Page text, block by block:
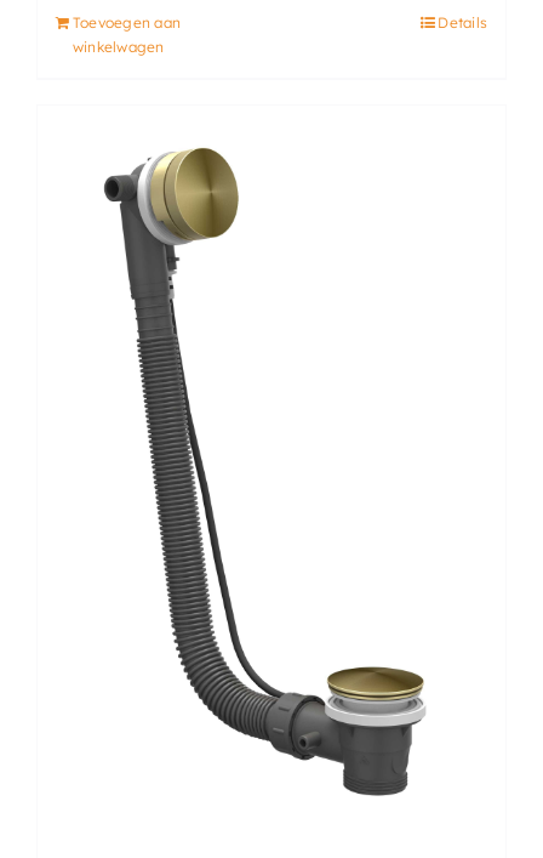
Toevoegen aan
winkelwagen
Details